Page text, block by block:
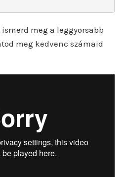
meg a leggyorsabb
meg kedvenc számaid